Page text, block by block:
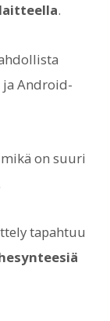
.
ja Android-
on suuri
tapahtuu